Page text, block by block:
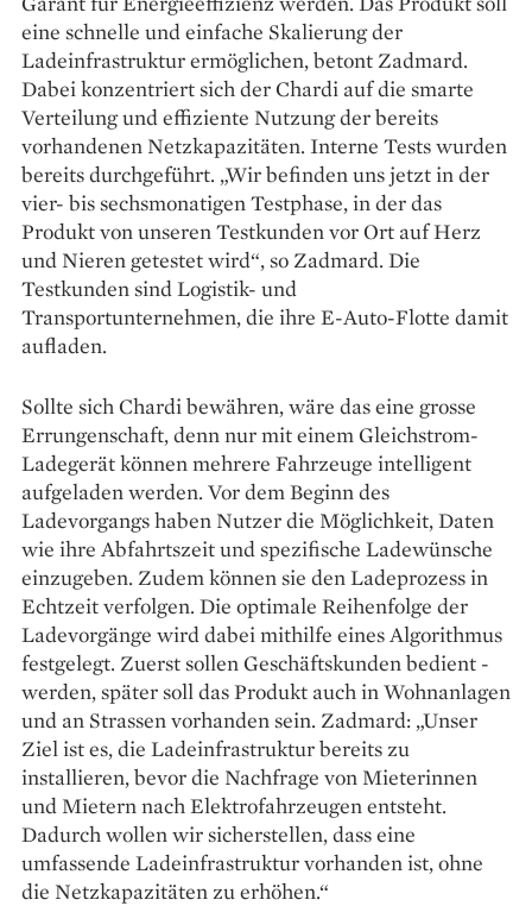
eine schnelle und ein­fache Skalierung der
Ladeinfrastruktur ermöglichen, betont Zadmard.
Dabei konzentriert sich der Chardi auf die smarte
Verteilung und effiziente Nutzung der bereits
vorhandenen Netzkapazitäten. Interne Tests wurden
bereits durchgeführt. „Wir befinden uns jetzt in der
vier- bis sechsmonatigen Testphase, in der das
Produkt von unseren Testkunden vor Ort auf Herz
und Nieren getestet wird“, so Zadmard. Die
Testkunden sind Logistik- und
Transportunternehmen, die ihre E-Auto-Flotte damit
auf­laden.
Sollte sich Chardi ­bewähren, wäre das eine grosse
Errungenschaft, denn nur mit einem Gleichstrom-
Lade­gerät können mehrere Fahrzeuge intelligent
aufgeladen werden. Vor dem Beginn des
Ladevorgangs haben Nutzer die Möglichkeit, Daten
wie ihre Abfahrtszeit und spezifische Ladewünsche
einzugeben. Zudem können sie den Lade­prozess in
Echtzeit verfolgen. Die optimale Reihenfolge der
Lade­vorgänge wird dabei mithilfe ­eines Algorithmus
festgelegt. Zuerst ­sollen Geschäftskunden bedient ­
werden, später soll das Produkt auch in Wohn­anlagen
und an Strassen vorhanden sein. Zadmard: „Unser
Ziel ist es, die Lade­infrastruktur bereits zu
installieren, bevor die Nachfrage von Mieterinnen
und Mietern nach Elektro­fahrzeugen entsteht.
Dadurch wollen wir sicherstellen, dass eine
umfassende Ladeinfrastruktur ­vorhanden ist, ohne
die Netzkapazitäten zu erhöhen.“